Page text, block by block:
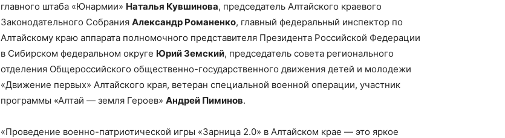
главного штаба «Юнармии» Наталья Кувшинова, председатель Алтайского краевого
Законодательного Собрания Александр Романенко, главный федеральный инспектор по
Алтайскому краю аппарата полномочного представителя Президента Российской Федерации
в Сибирском федеральном округе Юрий Земский, председатель совета регионального
отделения Общероссийского общественно-государственного движения детей и молодежи
«Движение первых» Алтайского края, ветеран специальной военной операции, участник
программы «Алтай — земля Героев» Андрей Пиминов.
«Проведение военно-патриотической игры «Зарница 2.0» в Алтайском крае — это яркое